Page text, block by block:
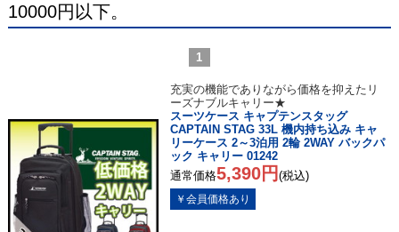
10000円以下。
1
充実の機能でありながら価格を抑えたリ
ーズナブルキャリー★
スーツケース キャプテンスタッグ
CAPTAIN STAG 33L 機内持ち込み キャ
リーケース 2～3泊用 2輪 2WAY バックパ
ック キャリー 01242
通常価格5,390円 (税込)